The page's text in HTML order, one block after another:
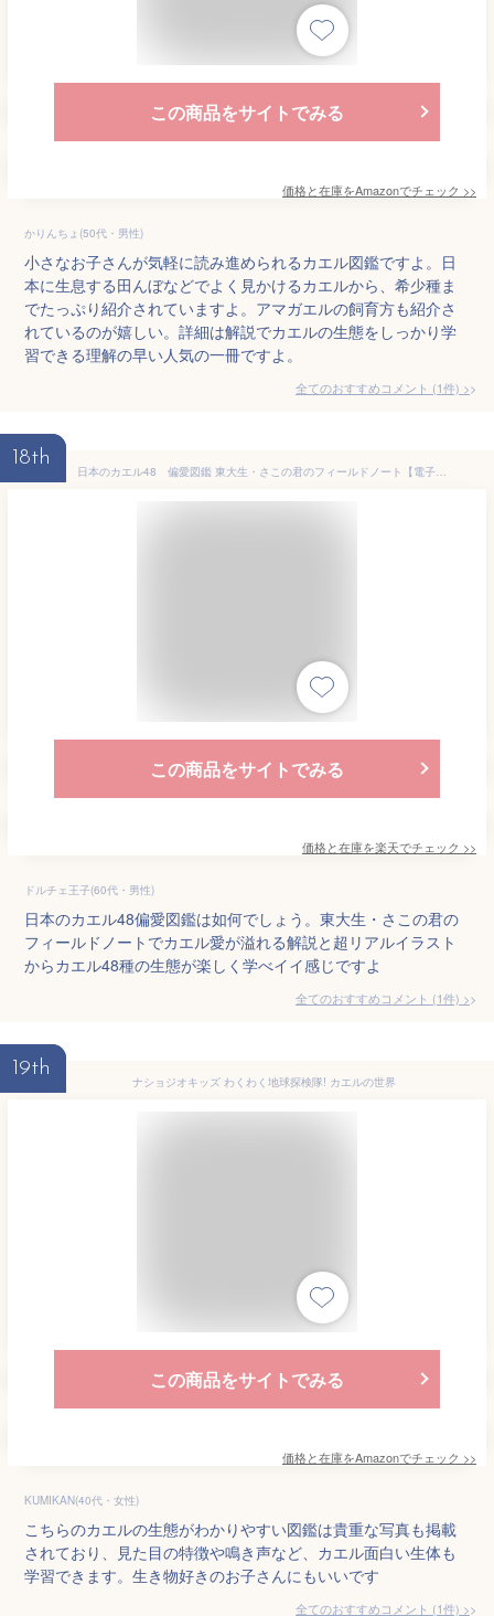
この商品をサイトでみる
価格と在庫をAmazonでチェック >>
かりんちょ(50代・男性)
小さなお子さんが気軽に読み進められるカエル図鑑ですよ。日
本に生息する田んぼなどでよく見かけるカエルから、希少種ま
でたっぷり紹介されていますよ。アマガエルの飼育方も紹介さ
れているのが嬉しい。詳細は解説でカエルの生態をしっかり学
習できる理解の早い人気の一冊ですよ。
全てのおすすめコメント (1件) >
18th
日本のカエル48 偏愛図鑑 東大生・さこの君のフィールドノート【電子書籍】[ 迫野貴大 ]
この商品をサイトでみる
価格と在庫を楽天でチェック >>
ドルチェ王子(60代・男性)
日本のカエル48偏愛図鑑は如何でしょう。東大生・さこの君の
フィールドノートでカエル愛が溢れる解説と超リアルイラスト
からカエル48種の生態が楽しく学べイイ感じですよ
全てのおすすめコメント (1件) >
19th
ナショジオキッズ わくわく地球探検隊! カエルの世界
この商品をサイトでみる
価格と在庫をAmazonでチェック >>
KUMIKAN(40代・女性)
こちらのカエルの生態がわかりやすい図鑑は貴重な写真も掲載
されており、見た目の特徴や鳴き声など、カエル面白い生体も
学習できます。生き物好きのお子さんにもいいです
全てのおすすめコメント (1件) >